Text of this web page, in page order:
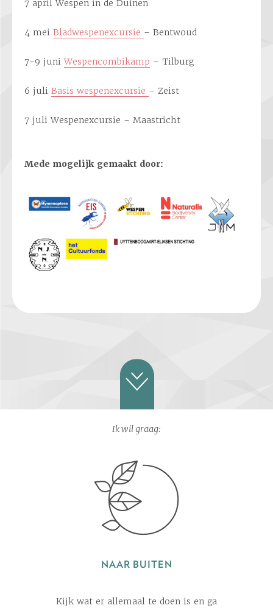
7 april Wespen in de Duinen
4 mei Bladwespenexcursie – Bentwoud
7-9 juniWespencombikamp – Tilburg
6 juli Basis wespenexcursie – Zeist
7 juli Wespenexcursie – Maastricht
Mede mogelijk gemaakt door:
Ik wil graag:
NAAR BUITEN
Kijk wat er allemaal te doen is en ga